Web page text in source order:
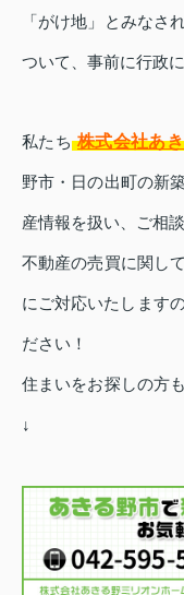
「がけ地」とみなさ
ついて、事前に行政
私たち 株式会社あ
野市・日の出町の新
産情報を扱い、ご相
不動産の売買に関し
にご対応いたします
ださい！
住まいをお探しの方
↓